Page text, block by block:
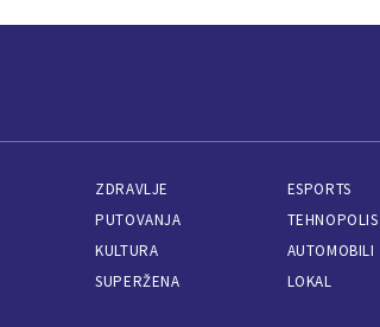
ZDRAVLJE
PUTOVANJA
KULTURA
SUPERŽENA
ESPORTS
TEHNOPOLIS
AUTOMOBILI
LOKAL